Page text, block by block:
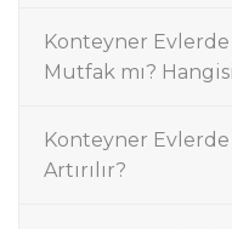
Konteyner Evlerde
Mutfak mı?
Konteyner Evlerde
Artırılır?